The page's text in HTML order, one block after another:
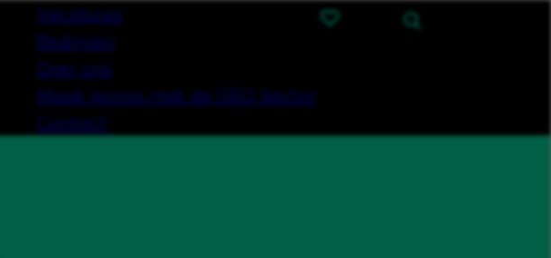
Vacatures
Bedrijven
Over ons
Maak kennis met de GEO Sector
Contact